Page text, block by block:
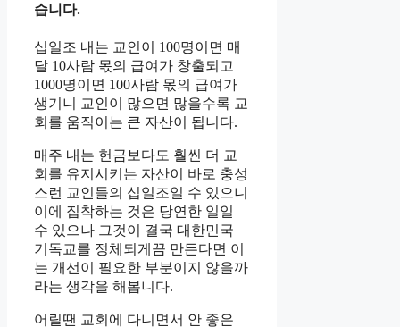
습니다.
십일조 내는 교인이 100명이면 매
달 10사람 몫의 급여가 창출되고
1000명이면 100사람 몫의 급여가
생기니 교인이 많으면 많을수록 교
회를 움직이는 큰 자산이 됩니다.
매주 내는 헌금보다도 훨씬 더 교
회를 유지시키는 자산이 바로 충성
스런 교인들의 십일조일 수 있으니
이에 집착하는 것은 당연한 일일
수 있으나 그것이 결국 대한민국
기독교를 정체되게끔 만든다면 이
는 개선이 필요한 부분이지 않을까
라는 생각을 해봅니다.
어릴땐 교회에 다니면서 안 좋은